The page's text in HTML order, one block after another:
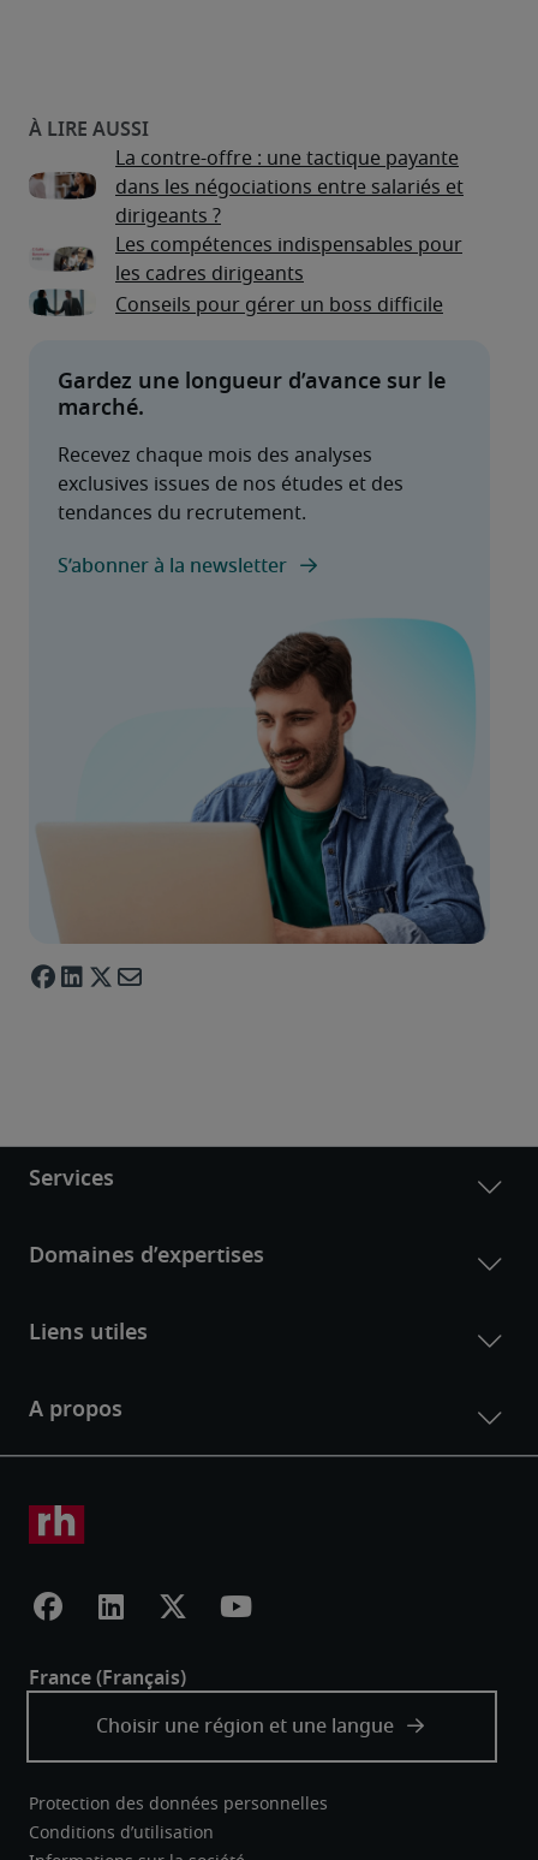
La contre-offre : une tactique payante
dans les négociations entre salariés et
dirigeants ?
Les compétences indispensables pour
les cadres dirigeants
Conseils pour gérer un boss difficile
Protection des données personnelles
Conditions d’utilisation